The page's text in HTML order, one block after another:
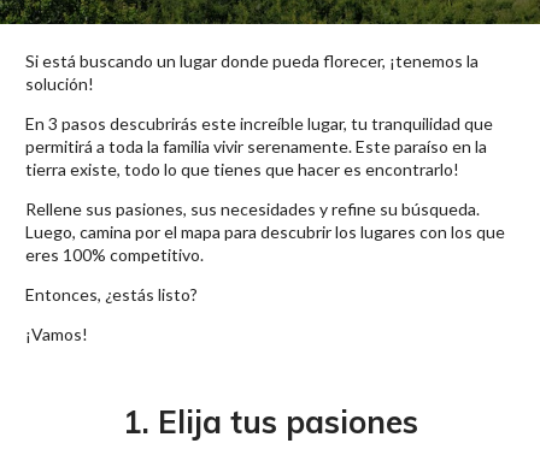
Si está buscando un lugar donde pueda florecer, ¡tenemos la
solución!
En 3 pasos descubrirás este increíble lugar, tu tranquilidad que
permitirá a toda la familia vivir serenamente. Este paraíso en la
tierra existe, todo lo que tienes que hacer es encontrarlo!
Rellene sus pasiones, sus necesidades y refine su búsqueda.
Luego, camina por el mapa para descubrir los lugares con los que
eres 100% competitivo.
Entonces, ¿estás listo?
¡Vamos!
1. Elija tus pasiones